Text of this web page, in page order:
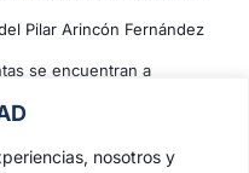
nosotros y
Pilar Arincón Fernández
se encuentran a
15 al lunes 29 de
el correo